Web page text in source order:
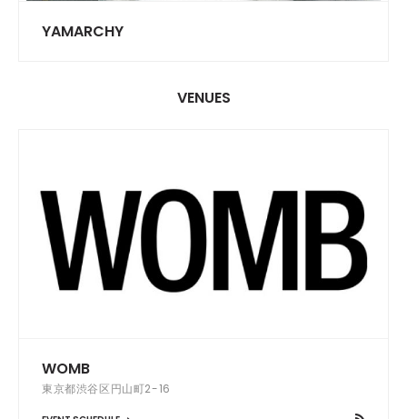
YAMARCHY
VENUES
WOMB
東京都渋谷区円山町2-16